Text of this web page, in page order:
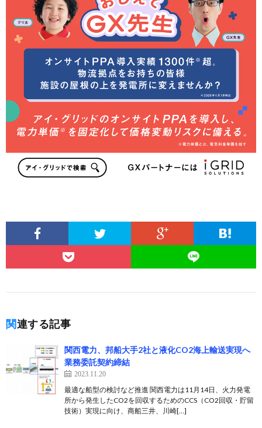
関連する記事
関西電力、邦船大手2社と液化CO2海上輸送実現へ
業務委託契約締結
2023.11.20
最適な船型の検討など推進 関西電力は11月14日、火力発電
所から発生したCO2を回収するためのCCS（CO2回収・貯留
技術）実現に向け、商船三井、川崎[…]